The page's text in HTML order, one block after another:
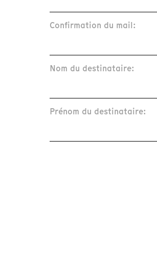
Confirmation du mail:
Nom du destinataire:
Prénom du destinataire: